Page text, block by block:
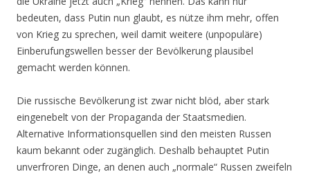
bedeuten, dass Putin nun glaubt, es nütze ihm mehr, offen
von Krieg zu sprechen, weil damit weitere (unpopuläre)
Einberufungswellen besser der Bevölkerung plausibel
gemacht werden können.
Die russische Bevölkerung ist zwar nicht blöd, aber stark
eingenebelt von der Propaganda der Staatsmedien.
Alternative Informationsquellen sind den meisten Russen
kaum bekannt oder zugänglich. Deshalb behauptet Putin
unverfroren Dinge, an denen auch „normale“ Russen zweifeln